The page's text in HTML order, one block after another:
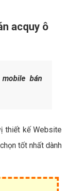
acquy ô
bán
thiết kế Website
tốt nhất dành